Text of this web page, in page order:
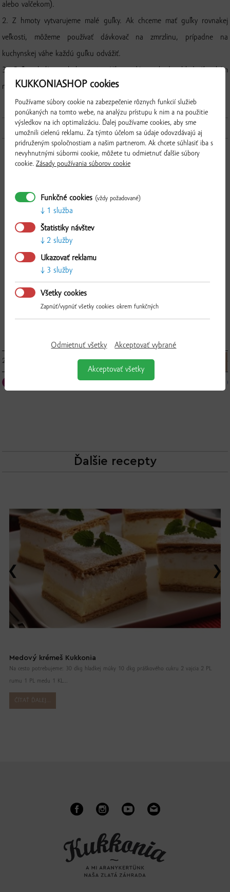
alebo valčekom).
2. Z hmoty vytvarujeme malé guľky. Ak chceme mať guľky rovnakej
veľkosti, môžeme používať dávkovač na zmrzlinu, prípadne na
kuchynskej váhe každú guľku odvážiť.
3. Guľky obalíme v kokosovej múčke a dáme ich do chladničky, kým
maslo stuhne.
Produkty použité v recepte
2.53 € / ks ▼
Ďalšie recepty
Medový krémeš Kukkonia
Na cesto potrebujeme: 30 dkg hladkej múky 10 dkg práškového cukru 2 vajcia 2 PL
rumu 1 PL medu 1 KL...
ČÍTAŤ ĎALEJ...
KUKKONIASHOP cookies
Používame súbory cookie na zabezpečenie rôznych funkcií služieb
ponúkaných na tomto webe, na analýzu prístupu k nim a na použitie
výsledkov na ich optimalizáciu. Ďalej používame cookies, aby sme
umožnili cielenú reklamu. Za týmto účelom sa údaje odovzdávajú aj
pridruženým spoločnostiam a našim partnerom. Ak chcete súhlasiť iba s
nevyhnutnými súbormi cookie, môžete tu odmietnuť ďalšie súbory
cookie. Zásady používania súborov cookie
Funkčné cookies (vždy požadované)
1 služba
Štatistiky návštev
2 služby
Ukazovať reklamu
3 služby
Všetky cookies
Zapnúť/vypnúť všetky cookies okrem funkčných
Odmietnuť všetky Akceptovať vybrané
Akceptovať všetky